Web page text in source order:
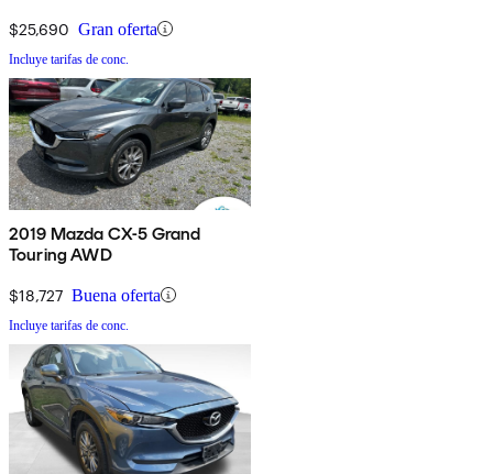
$25,690 Gran oferta
Incluye tarifas de conc.
2019 Mazda CX-5 Grand
Touring AWD
$18,727 Buena oferta
Incluye tarifas de conc.